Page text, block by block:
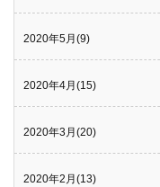
2020年5月(9)
2020年4月(15)
2020年3月(20)
2020年2月(13)